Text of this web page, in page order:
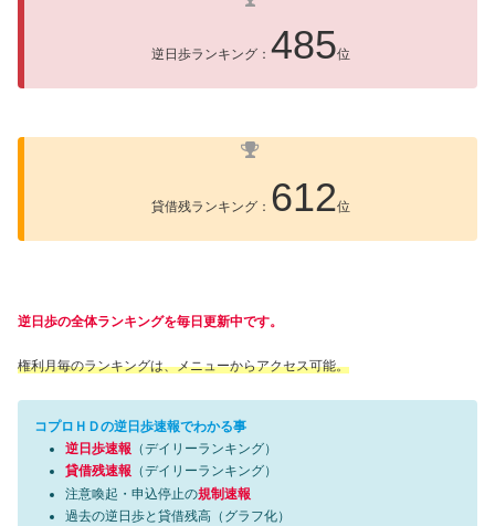
逆日歩ランキング： 485位
貸借残ランキング： 612位
逆日歩の全体ランキングを毎日更新中です。
権利月毎のランキングは、メニューからアクセス可能。
コプロＨＤの逆日歩速報でわかる事
逆日歩速報 （デイリーランキング）
貸借残速報 （デイリーランキング）
注意喚起・申込停止の規制速報
過去の逆日歩と貸借残高（グラフ化）